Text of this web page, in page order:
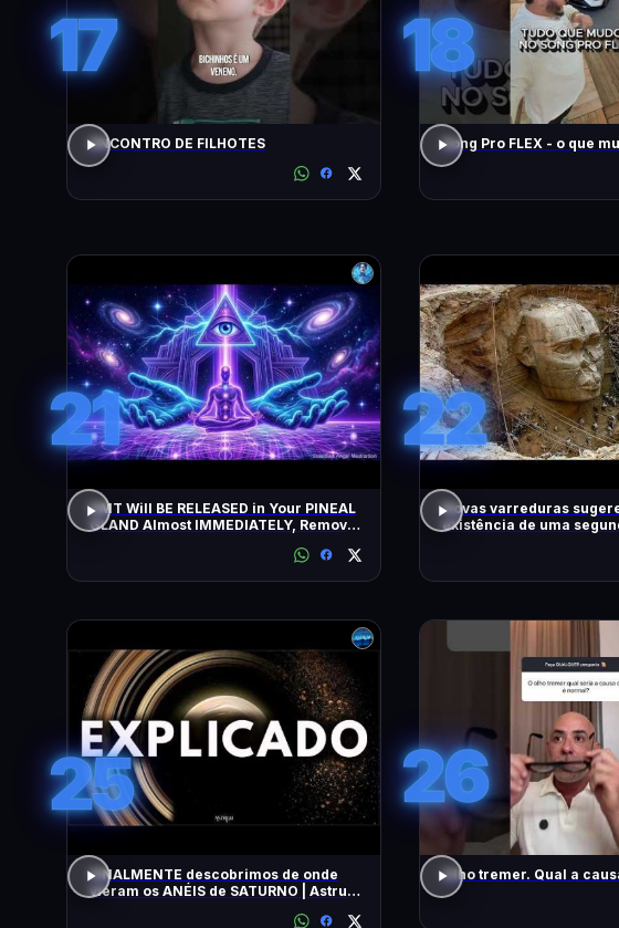
17
ENCONTRO DE FILHOTES
18
Song Pro FLEX - o
21
DMT Will BE RELEASED in Your PINEAL
GLAND Almost IMMEDIATELY, Remove
22
Novas varreduras
existência de uma
25
FINALMENTE descobrimos de onde
vieram os ANÉIS de SATURNO | Astrum
26
Olho tremer. Qual a